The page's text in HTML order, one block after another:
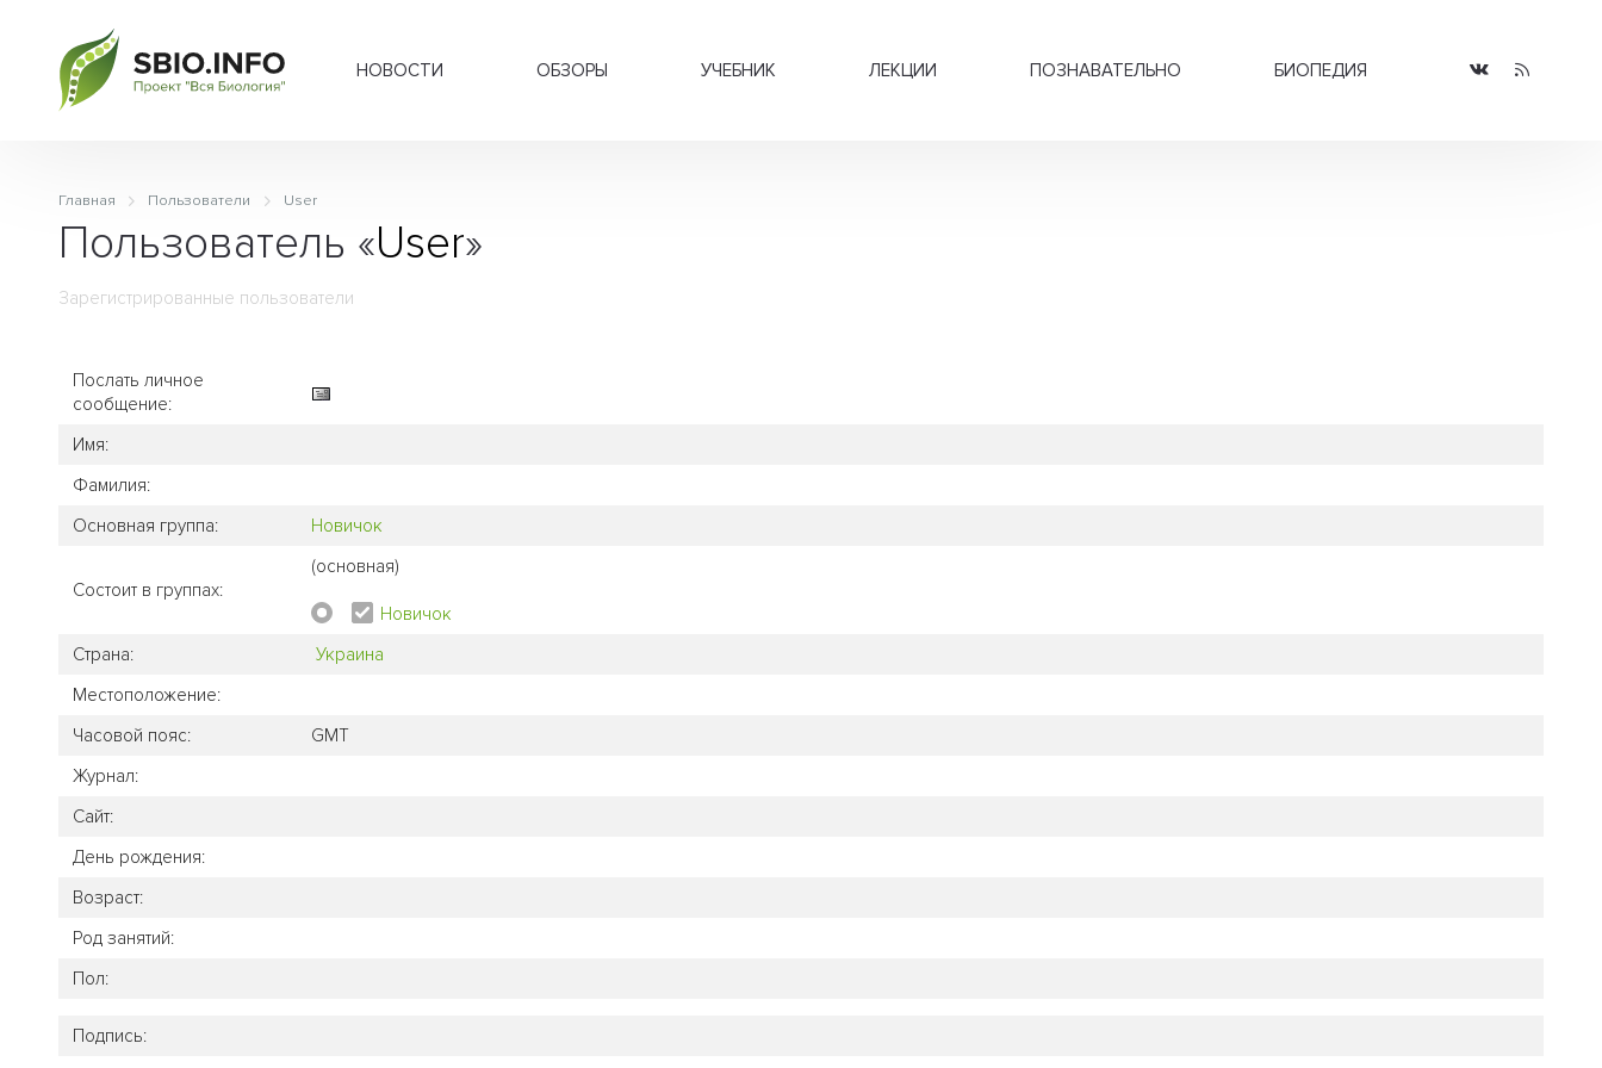
НОВОСТИ ОБЗОРЫ УЧЕБНИК ЛЕКЦИИ ПОЗНАВАТЕЛЬНО БИОПЕДИЯ
Главная Пользователи User
Пользователь «User»
Зарегистрированные пользователи
Послать личное
сообщение:
Имя:
Фамилия:
Основная группа:
Новичок
Состоит в группах:
(основная)
Новичок
Страна:
Украина
Местоположение:
Часовой пояс:
GMT
Журнал:
Сайт:
День рождения:
Возраст:
Род занятий:
Пол:
Подпись: